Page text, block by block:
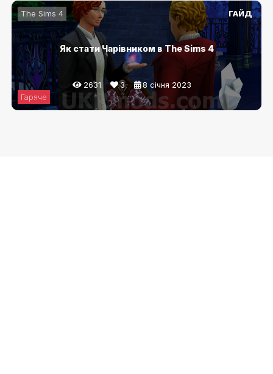
The Sims 4 ГАЙД
Гаряче
Як стати Чарівником в The Sims 4
2631 3 8 січня 2023